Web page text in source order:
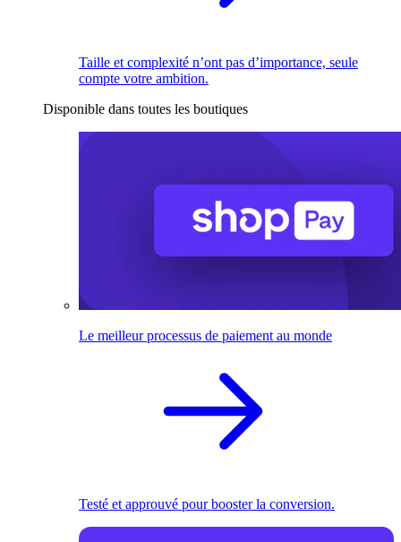
Taille et complexité n’ont pas d’importance, seule
compte votre ambition.
Disponible dans toutes les boutiques
Le meilleur processus de paiement au monde
Testé et approuvé pour booster la conversion.